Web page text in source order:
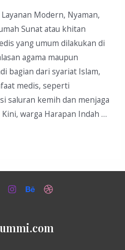
Modern, Nyaman,
Sunat atau khitan
yang umum dilakukan di
agama maupun
bagian dari syariat Islam,
medis, seperti
saluran kemih dan menjaga
warga Harapan Indah …